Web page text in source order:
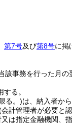
第7号及び第8号に掲
該事務を行った月
る。
る。)は、納入者か
会計管理者が必要と
は指定金融機関、